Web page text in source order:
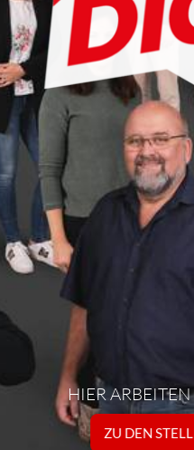
HIER
ZU DEN